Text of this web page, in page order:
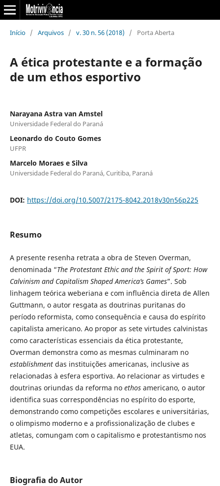
Início / Arquivos / v. 30 n. 56 (2018) / Porta Aberta
A ética protestante e a formação
de um ethos esportivo
Narayana Astra van Amstel
Universidade Federal do Paraná
Leonardo do Couto Gomes
UFPR
Marcelo Moraes e Silva
Universidade Federal do Paraná, Curitiba, Paraná
DOI: https://doi.org/10.5007/2175-8042.2018v30n56p225
Resumo
A presente resenha retrata a obra de Steven Overman,
denominada “The Protestant Ethic and the Spirit of Sport: How
Calvinism and Capitalism Shaped America’s Games”. Sob
linhagem teórica weberiana e com influência direta de Allen
Guttmann, o autor resgata as doutrinas puritanas do
período reformista, como consequência e causa do espírito
capitalista americano. Ao propor as sete virtudes calvinistas
como características essenciais da ética protestante,
Overman demonstra como as mesmas culminaram no
establishmentdas instituições americanas, inclusive as
relacionadas à esfera esportiva. Ao relacionar as virtudes e
doutrinas oriundas da reforma no ethosamericano, o autor
identifica suas correspondências no espírito do esporte,
demonstrando como competições escolares e universitárias,
o olimpismo moderno e a profissionalização de clubes e
atletas, comungam com o capitalismo e protestantismo nos
EUA.
Biografia do Autor